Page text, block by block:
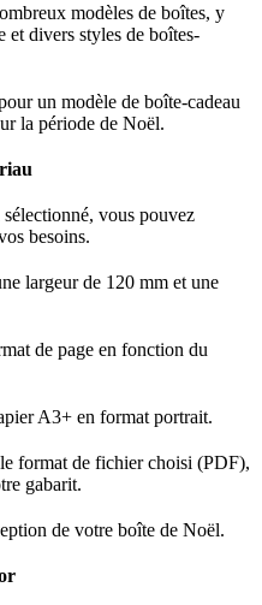
modèles de boîtes, y
et divers styles de boîtes-
un modèle de boîte-cadeau
la période de Noël.
vous pouvez
besoins.
largeur de 120 mm et une
de page en fonction du
A3+ en format portrait.
format de fichier choisi (PDF),
gabarit.
de votre boîte de Noël.